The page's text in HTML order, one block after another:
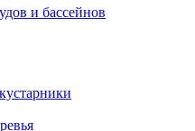
и бассейнов